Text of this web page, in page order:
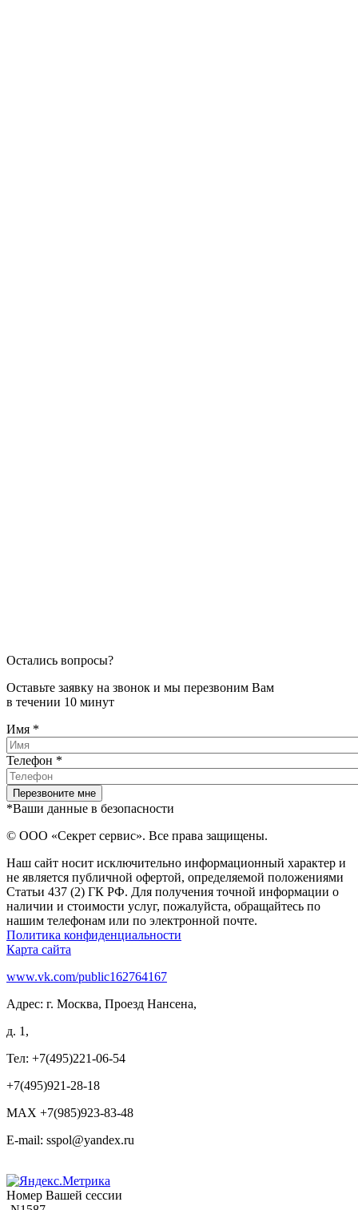
Остались вопросы?
Оставьте заявку на звонок и мы перезвоним Вам
в течении 10 минут
Имя *
Телефон *
*Ваши данные в безопасности
© ООО «Секрет сервис». Все права защищены.
Наш сайт носит исключительно информационный характер и
не является публичной офертой, определяемой положениями
Статьи 437 (2) ГК РФ. Для получения точной информации о
наличии и стоимости услуг, пожалуйста, обращайтесь по
нашим телефонам или по электронной почте.
Политика конфиденциальности
Карта сайта
www.vk.com/public162764167
Адрес: г. Москва, Проезд Нансена,
д. 1,
Тел: +7(495)221-06-54
+7(495)921-28-18
MAX +7(985)923-83-48
E-mail: sspol@yandex.ru
Номер Вашей сессии